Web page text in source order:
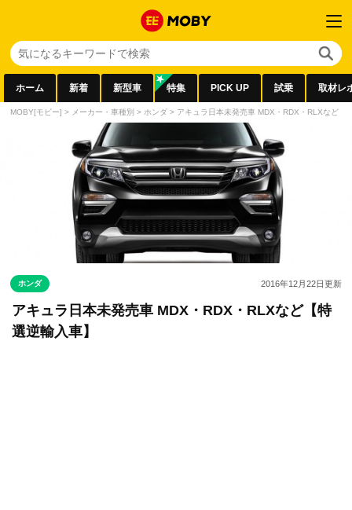
ホーム 新着 新型車 特集 PICK UP 試乗 取材レ
MOBY[モビー] > メーカー・車種別 > ホンダ > アキュラ日本未発売車 MDX・RDX・RLXなど【
ホンダ 2016年12月22日更新
アキュラ日本未発売車 MDX・RDX・RLXなど【特
選逆輸入車】